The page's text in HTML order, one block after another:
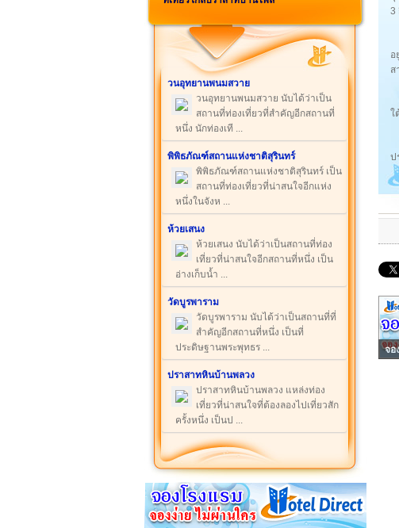
วนอุทยานพนมสวาย
วนอุทยานพนมสวาย นับได้ว่าเป็น
สถานที่ท่องเที่ยวที่สำคัญอีกสถานที่
หนึ่ง นักท่องเที ...
พิพิธภัณฑ์สถานแห่งชาติสุรินทร์
พิพิธภัณฑ์สถานแห่งชาติสุรินทร์ เป็น
สถานที่ท่องเที่ยวที่น่าสนใจอีกแห่ง
หนึ่งในจังห ...
ห้วยเสนง
ห้วยเสนง นับได้ว่าเป็นสถานที่ท่อง
เที่ยวที่น่าสนใจอีกสถานที่หนึ่ง เป็น
อ่างเก็บน้ำ ...
วัดบูรพาราม
วัดบูรพาราม นับได้ว่าเป็นสถานที่ที่
สำคัญอีกสถานที่หนึ่ง เป็นที่
ประดิษฐานพระพุทธร ...
ปราสาทหินบ้านพลวง
ปราสาทหินบ้านพลวง แหล่งท่อง
เที่ยวที่น่าสนใจที่ต้องลองไปเที่ยวสัก
ครั้งหนึ่ง เป็นป ...
3
อ
ส
ใ
ป
จอ